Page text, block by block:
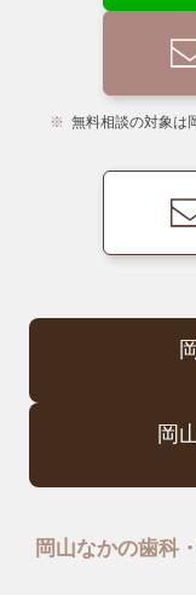
無料相談の対象は
岡
岡山なかの歯科